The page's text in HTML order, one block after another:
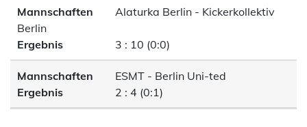
Mannschaften
Alaturka Berlin - Kickerkollektiv
Berlin
Ergebnis
3 : 10 (0:0)
Mannschaften
ESMT - Berlin Uni-ted
Ergebnis
2 : 4 (0:1)